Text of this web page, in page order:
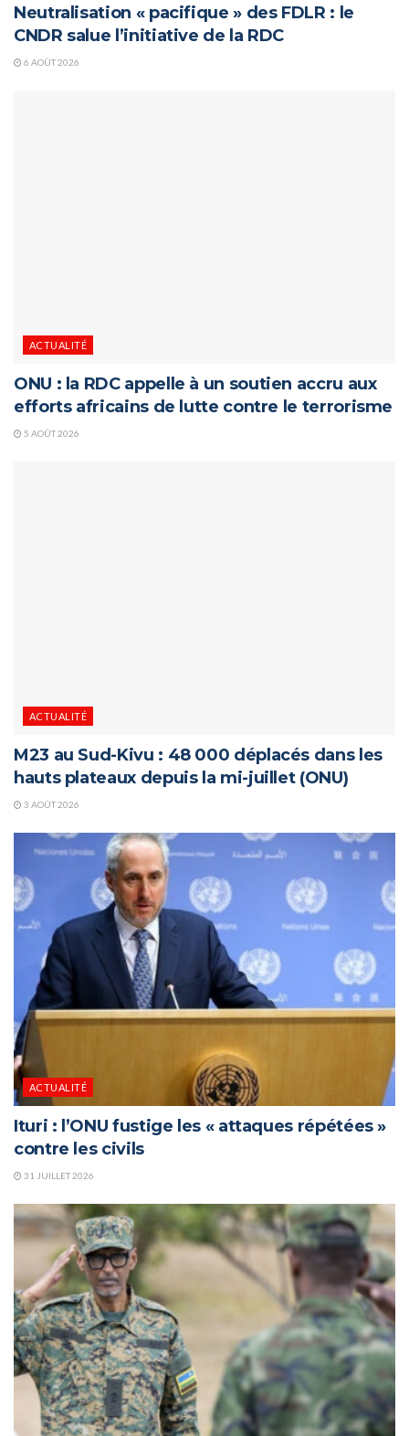
Neutralisation « pacifique » des FDLR : le
CNDR salue l’initiative de la RDC
6 AOÛT 2026
ACTUALITÉ
ONU : la RDC appelle à un soutien accru aux
efforts africains de lutte contre le terrorisme
5 AOÛT 2026
ACTUALITÉ
M23 au Sud-Kivu : 48 000 déplacés dans les
hauts plateaux depuis la mi-juillet (ONU)
3 AOÛT 2026
ACTUALITÉ
Ituri : l’ONU fustige les « attaques répétées »
contre les civils
31 JUILLET 2026